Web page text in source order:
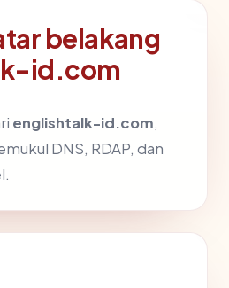
belakang
id.com
englishtalk-id.com,
DNS, RDAP, dan